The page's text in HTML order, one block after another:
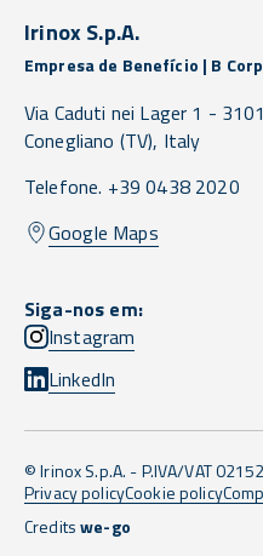
Irinox S.p.A.
Empresa de Benefício | B
Via Caduti nei Lager 1 -
Conegliano (TV), Italy
Telefone. +39 0438 2020
Google Maps
Siga-nos em:
Instagram
LinkedIn
© Irinox S.p.A. - P.IVA/VAT
Privacy policyCookie policy
Creditswe-go